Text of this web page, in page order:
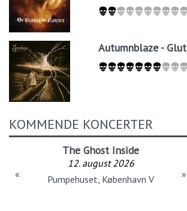
Autumnblaze - Glut
KOMMENDE KONCERTER
The Ghost Inside
12. august 2026
Pumpehuset, København V
« »